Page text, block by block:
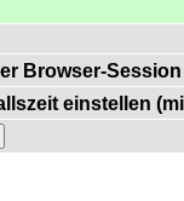
Browser-
einstellen